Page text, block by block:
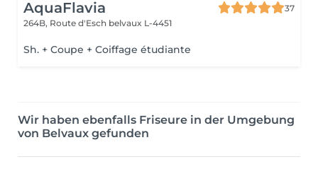
AquaFlavia
37
264B, Route d'Esch belvaux L-4451
Sh. + Coupe + Coiffage étudiante
Wir haben ebenfalls Friseure in der Umgebung
von Belvaux gefunden